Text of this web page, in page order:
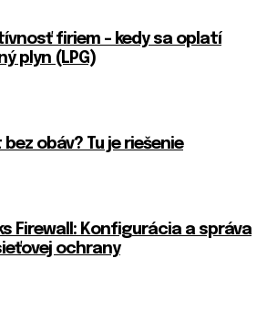
firiem – kedy sa oplatí
plyn (LPG)
obáv? Tu je riešenie
Firewall: Konfigurácia a správa
ochrany